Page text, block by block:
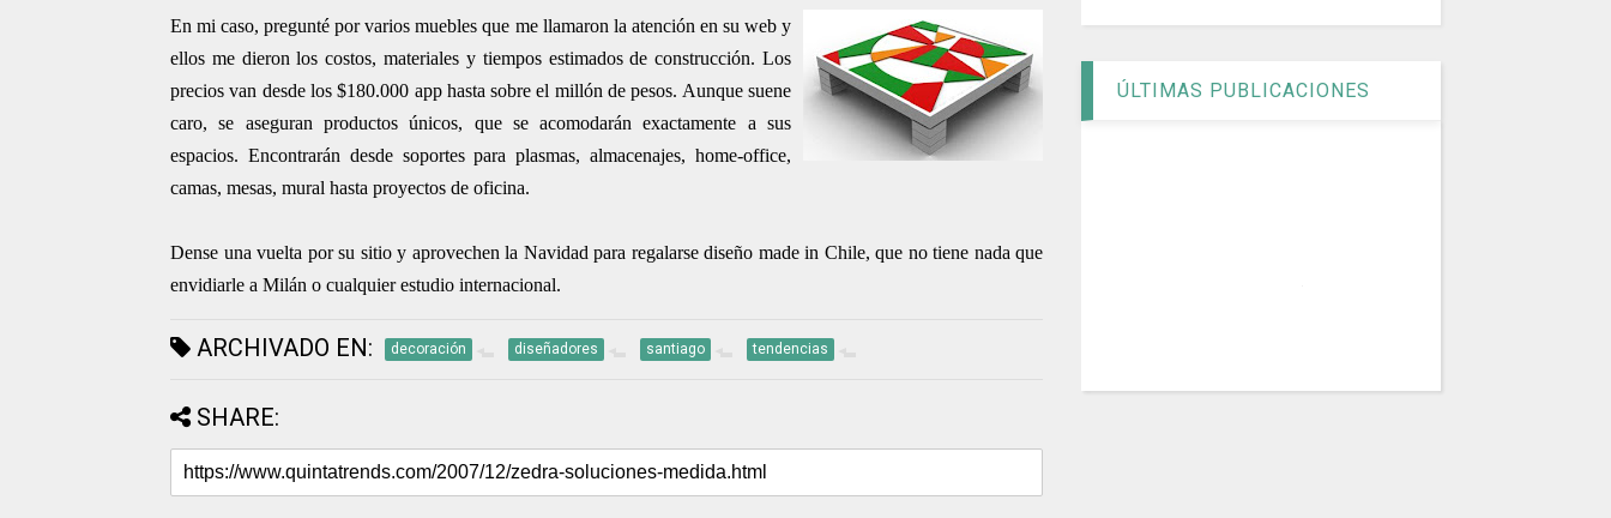
En mi caso, pregunté por varios muebles que me llamaron la atención en su web y
ellos me dieron los costos, materiales y tiempos estimados de construcción. Los
precios van desde los $180.000 app hasta sobre el millón de pesos. Aunque suene
caro, se aseguran productos únicos, que se acomodarán exactamente a sus
espacios. Encontrarán desde soportes para plasmas, almacenajes, home-office,
camas, mesas, mural hasta proyectos de oficina.
Dense una vuelta por su sitio y aprovechen la Navidad para regalarse diseño made in Chile, que no tiene nada que
envidiarle a Milán o cualquier estudio internacional.
ARCHIVADO EN: decoración diseñadores santiago tendencias
SHARE:
ÚLTIMAS PUBLICACIONES